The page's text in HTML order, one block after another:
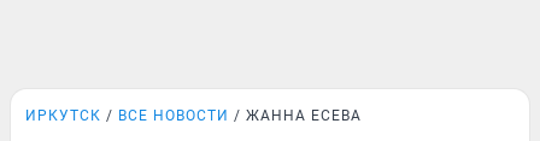
ИРКУТСК ВСЕ НОВОСТИ ЖАННА ЕСЕВА